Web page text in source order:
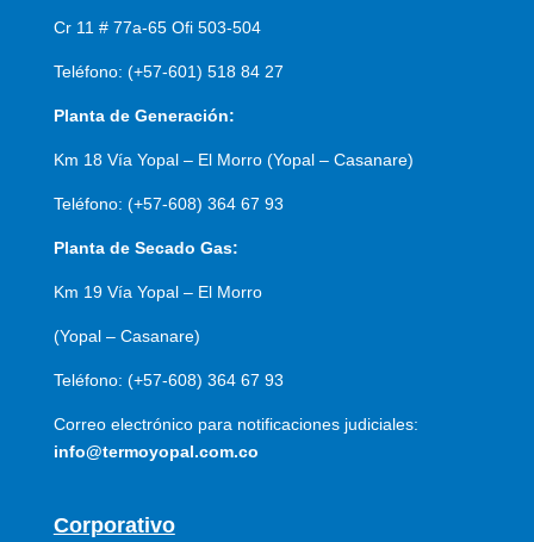
Cr 11 # 77a-65 Ofi 503-504
Teléfono: (+57-601) 518 84 27
Planta de Generación:
Km 18 Vía Yopal – El Morro (Yopal – Casanare)
Teléfono: (+57-608) 364 67 93
Planta de Secado Gas:
Km 19 Vía Yopal – El Morro
(Yopal – Casanare)
Teléfono: (+57-608) 364 67 93
Correo electrónico para notificaciones judiciales:
info@termoyopal.com.co
Corporativo